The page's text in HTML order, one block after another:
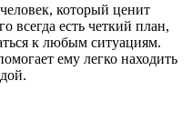
который ценит
всегда есть четкий план,
к любым ситуациям.
ему легко находить